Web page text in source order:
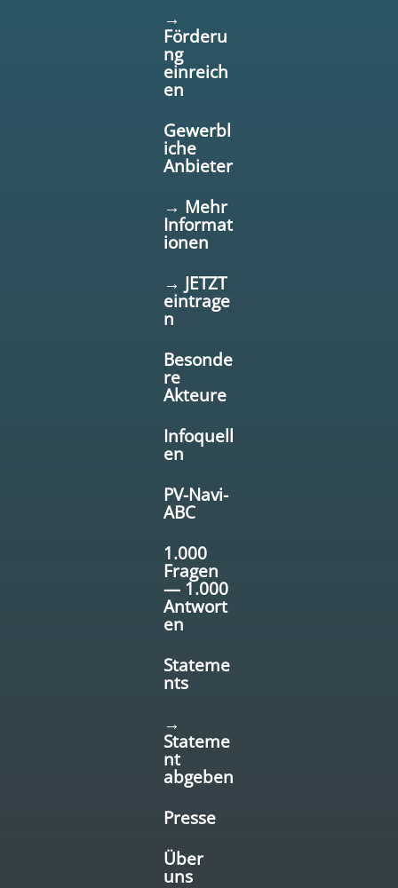
→
Förderu
ng
einreich
en
Gewerbl
iche
Anbieter
→ Mehr
Informat
ionen
→ JETZT
eintrage
n
Besonde
re
Akteure
Infoquell
en
PV-Navi-
ABC
1.000
Fragen
— 1.000
Antwort
en
Stateme
nts
→
Stateme
nt
abgeben
Presse
Über
uns